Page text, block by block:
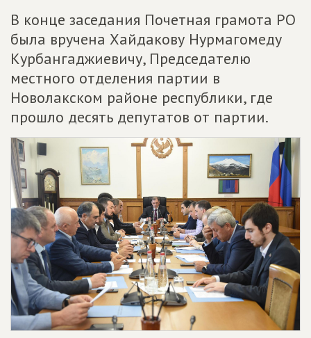
В конце заседания Почетная грамота РО
была вручена Хайдакову Нурмагомеду
Курбангаджиевичу, Председателю
местного отделения партии в
Новолакском районе республики, где
прошло десять депутатов от партии.